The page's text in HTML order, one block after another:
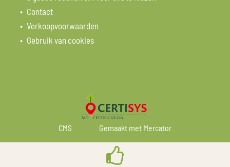
Contact
Verkoopvoorwaarden
Gebruik van cookies
CMS Gemaakt met Mercator